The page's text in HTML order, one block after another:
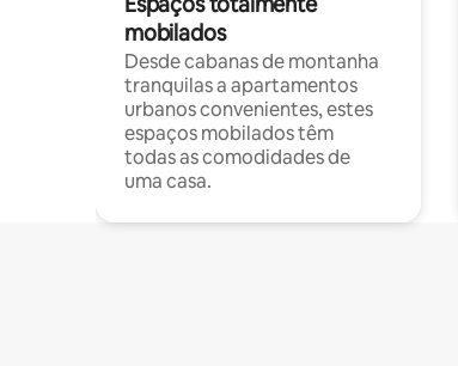
mobilados
Desde cabanas de montanha
tranquilas a apartamentos
urbanos convenientes, estes
espaços mobilados têm
todas as comodidades de
uma casa.